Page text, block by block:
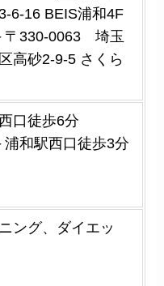
6-16 BEIS浦和4F
〒330-0063 埼玉
高砂2-9-5 さくら
口徒歩6分
浦和駅西口徒歩3分
ング、ダイエッ